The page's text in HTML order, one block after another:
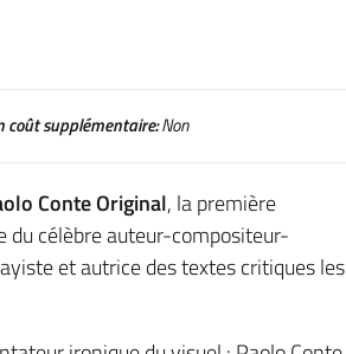
coût supplémentaire:Non
Conte Original, la première
célèbre auteur-compositeur-
et autrice des textes critiques les